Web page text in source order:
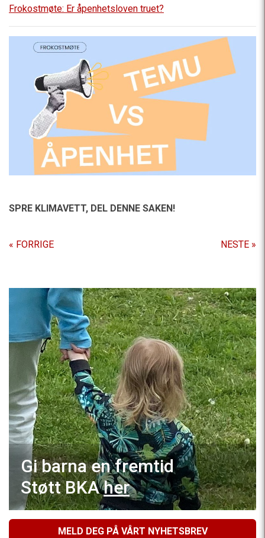
Frokostmøte: Er åpenhetsloven truet?
SPRE KLIMAVETT, DEL DENNE SAKEN!
« FORRIGE NESTE »
Gi barna en fremtid
Støtt BKAher
MELD DEG PÅ VÅRT NYHETSBREV